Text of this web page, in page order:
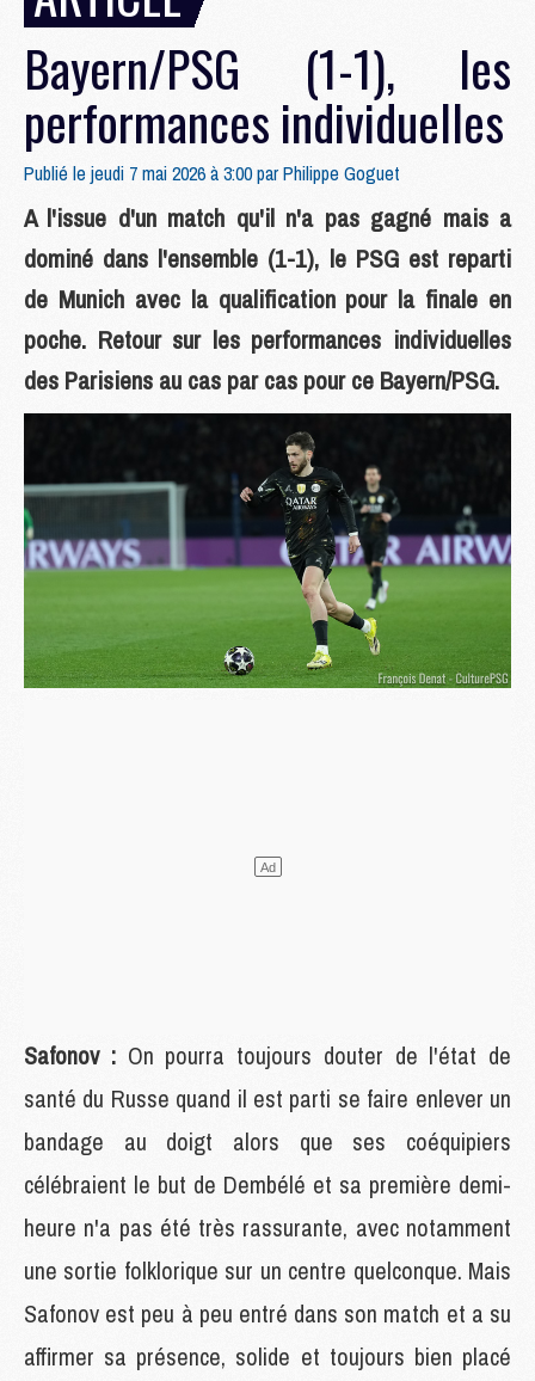
Bayern/PSG (1-1), les
performances individuelles
Publié le jeudi 7 mai 2026 à 3:00 parPhilippe Goguet
A l'issue d'un match qu'il n'a pas gagné mais a
dominé dans l'ensemble (1-1), le PSG est reparti
de Munich avec la qualification pour la finale en
poche. Retour sur les performances individuelles
des Parisiens au cas par cas pour ce Bayern/PSG.
Safonov : On pourra toujours douter de l'état de
santé du Russe quand il est parti se faire enlever un
bandage au doigt alors que ses coéquipiers
célébraient le but de Dembélé et sa première demi-
heure n'a pas été très rassurante, avec notamment
une sortie folklorique sur un centre quelconque. Mais
Safonov est peu à peu entré dans son match et a su
affirmer sa présence, solide et toujours bien placé